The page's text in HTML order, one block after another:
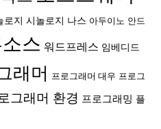
로지 시놀로지 나스 아두이노 안드
스 워드프레스 임베디드
래머 프로그래머 대우 프로그
그래머 환경 프로그래밍 플